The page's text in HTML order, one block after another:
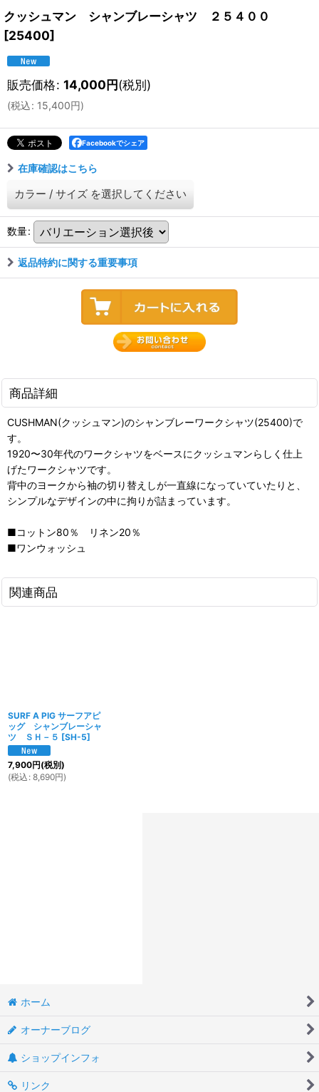
クッシュマン シャンブレーシャツ ２５４００
[25400]
販売価格: 14,000円(税別)
(税込: 15,400円)
Facebookでシェア
在庫確認はこちら
カラー / サイズ を選択してください
数量:
返品特約に関する重要事項
商品詳細
CUSHMAN(クッシュマン)のシャンブレーワークシャツ(25400)で
す。
1920〜30年代のワークシャツをベースにクッシュマンらしく仕上
げたワークシャツです。
背中のヨークから袖の切り替えしが一直線になっていていたりと、
シンプルなデザインの中に拘りが詰まっています。
■コットン80％ リネン20％
■ワンウォッシュ
関連商品
SURF A PIG サーフアピ
ッグ シャンブレーシャ
ツ ＳＨ－５ [SH-5]
7,900円(税別)
(税込 : 8,690円)
ホーム
オーナーブログ
ショップインフォ
リンク